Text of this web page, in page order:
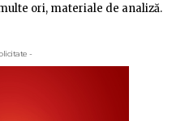
ori, materiale de analiză.
-